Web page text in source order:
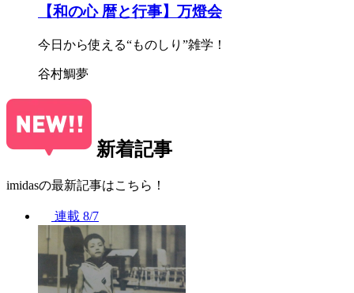
【和の心 暦と行事】万燈会
今日から使える“ものしり”雑学！
谷村鯛夢
新着記事
imidasの最新記事はこちら！
連載 8/7